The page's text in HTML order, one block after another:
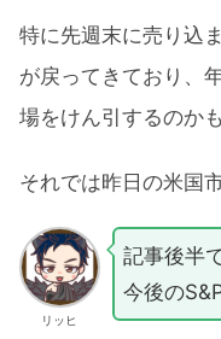
特に先週末に売り込
が戻ってきており、
場をけん引するのか
それでは昨日の米国
リッヒ
記事後半
今後の